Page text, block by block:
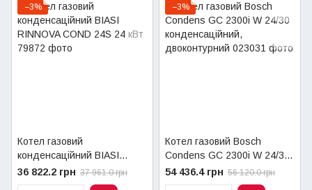
−3%
Котел газовий
конденсаційний BIASI
RINNOVA COND 24S 24 кВт
36 822.2 грн 37 961.0 грн
−3%
Котел газовий Bosch
Condens GC 2300i W 24/30
конденсаційний,
двоконтурний
54 436.4 грн 56 120.0 грн